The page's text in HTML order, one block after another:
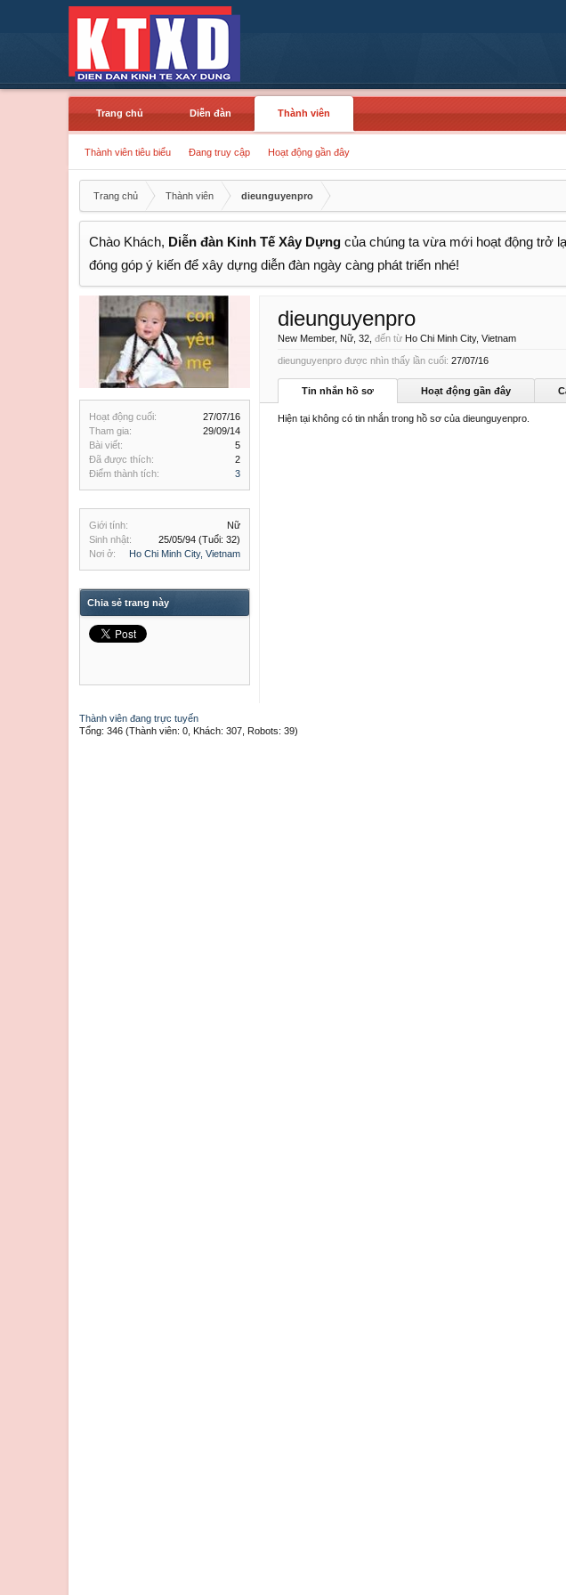
Trang chủ
Diễn đàn Thành viên
Thành viên tiêu biểu Đang truy cập Hoạt động gần đây
Trang chủ Thành viên dieunguyenpro
Chào Khách, Diễn đàn Kinh Tế Xây Dựng của chúng ta vừa mới hoạt động trở
đóng góp ý kiến để xây dựng diễn đàn ngày càng phát triển nhé!
Hoạt động cuối:
27/07/16
Tham gia:
29/09/14
Bài viết:
5
Đã được thích:
2
Điểm thành tích:
3
Giới tính:
Nữ
Sinh nhật:
25/05/94 (Tuổi: 32)
Nơi ở:
Ho Chi Minh City, Vietnam
Chia sẻ trang này
dieunguyenpro
New Member, Nữ, 32, đến từ Ho Chi Minh City, Vietnam
dieunguyenpro được nhìn thấy lần cuối: 27/07/16
Tin nhắn hồ sơ Hoạt động gần đây
Hiện tại không có tin nhắn trong hồ sơ của dieunguyenpro.
Thành viên đang trực tuyến
Tổng: 346 (Thành viên: 0, Khách: 307, Robots: 39)